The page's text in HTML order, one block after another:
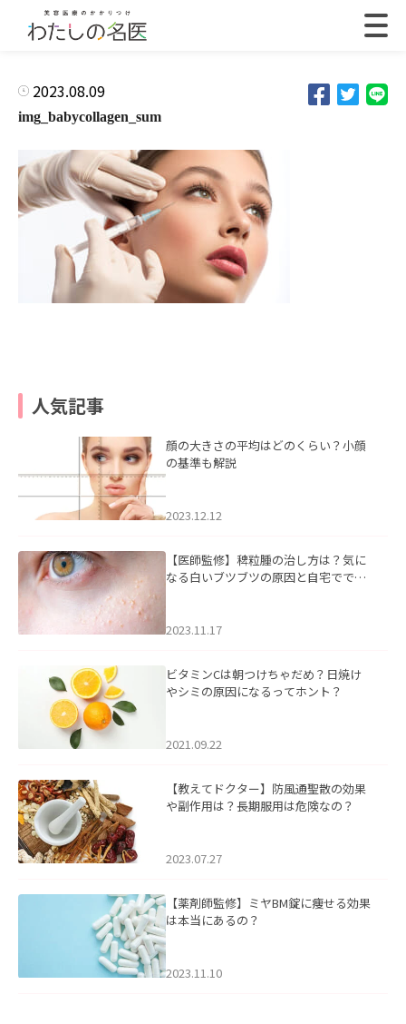
2023.08.09
img_babycollagen_sum
人気記事
顔の大きさの平均はどのくらい？小顔
の基準も解説
2023.12.12
【医師監修】稗粒腫の治し方は？気に
なる白いブツブツの原因と自宅ででき
2023.11.17
ビタミンCは朝つけちゃだめ？日焼け
やシミの原因になるってホント？
2021.09.22
【教えてドクター】防風通聖散の効果
や副作用は？長期服用は危険なの？
2023.07.27
【薬剤師監修】ミヤBM錠に痩せる効果
は本当にあるの？
2023.11.10